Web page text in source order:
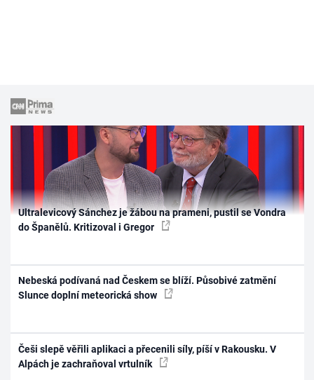
Ultralevicový Sánchez je žábou na prameni, pustil se Vondra
do Španělů. Kritizoval i Gregor
Nebeská podívaná nad Českem se blíží. Působivé zatmění
Slunce doplní meteorická show
Češi slepě věřili aplikaci a přecenili síly, píší v Rakousku. V
Alpách je zachraňoval vrtulník